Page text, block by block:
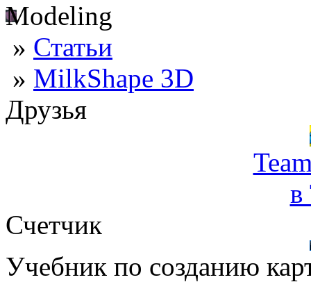
Modeling
» Статьи
» MilkShape 3D
Друзья
в
Счетчик
Учебник по созданию